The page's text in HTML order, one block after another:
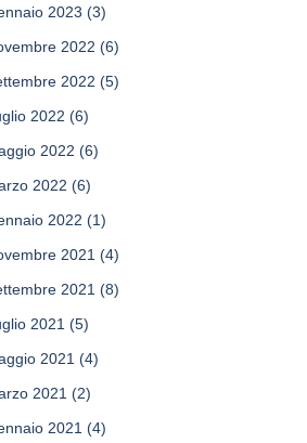
2023 (3)
2022 (6)
2022 (5)
2022 (6)
2022 (6)
2022 (6)
2022 (1)
2021 (4)
2021 (8)
2021 (5)
2021 (4)
2021 (2)
2021 (4)